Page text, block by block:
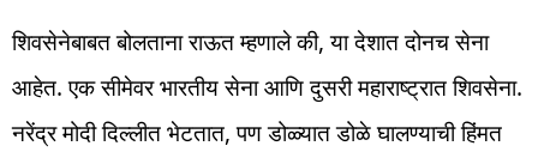
शिवसेनेबाबत बोलताना राऊत म्हणाले की, या देशात दोनच सेना
आहेत. एक सीमेवर भारतीय सेना आणि दुसरी महाराष्ट्रात शिवसेना.
नरेंद्र मोदी दिल्लीत भेटतात, पण डोळ्यात डोळे घालण्याची हिंमत